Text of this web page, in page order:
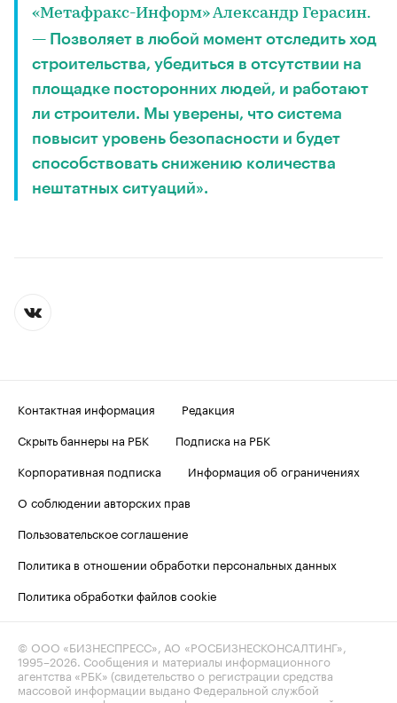
«Метафракс-Информ» Александр Герасин.
— Позволяет в любой момент отследить ход
строительства, убедиться в отсутствии на
площадке посторонних людей, и работают
ли строители. Мы уверены, что система
повысит уровень безопасности и будет
способствовать снижению количества
нештатных ситуаций».
Контактная информация
Редакция
Скрыть баннеры на РБК
Подписка на РБК
Корпоративная подписка
Информация об ограничениях
О соблюдении авторских прав
Пользовательское соглашение
Политика в отношении обработки персональных данных
Политика обработки файлов cookie
© ООО «БИЗНЕСПРЕСС», АО «РОСБИЗНЕСКОНСАЛТИНГ»,
1995–2026 . Сообщения и материалы информационного
агентства «РБК» (свидетельство о регистрации средства
массовой информации выдано Федеральной службой